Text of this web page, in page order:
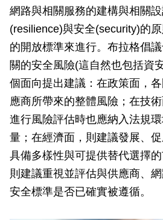
網路與相關服務的建構與相關
(resilience)與安全(security)的
的開放標準來進行。布拉格倡
關的安全風險(這自然也包括資
個面向提出建議：在政策面，
應商所帶來的整體風險；在技
進行風險評估時也應納入法規
量；在經濟面，則建議發展、
具備多樣性與可提供替代選擇
則建議重視並評估與供應商、
安全標準是否已確實被遵循。